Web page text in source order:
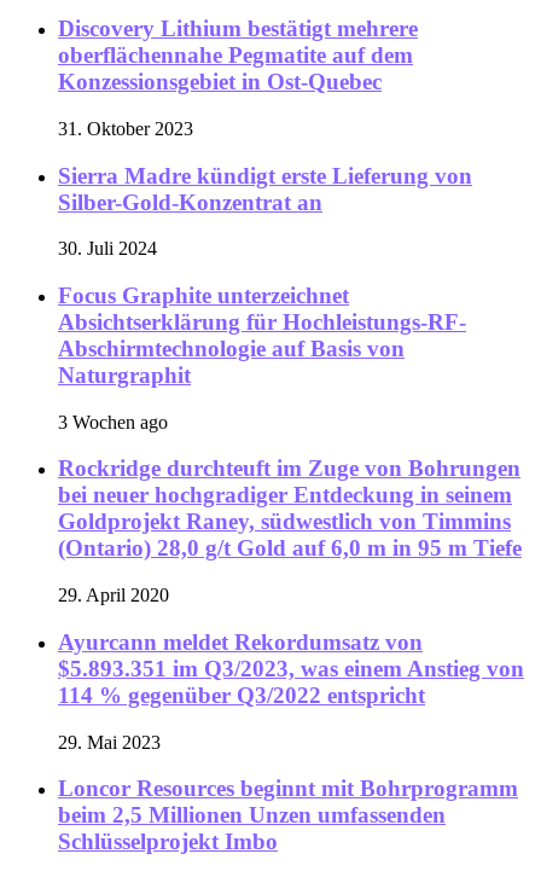
Discovery Lithium bestätigt mehrere
oberflächennahe Pegmatite auf dem
Konzessionsgebiet in Ost-Quebec
31. Oktober 2023
Sierra Madre kündigt erste Lieferung von
Silber-Gold-Konzentrat an
30. Juli 2024
Focus Graphite unterzeichnet
Absichtserklärung für Hochleistungs-RF-
Abschirmtechnologie auf Basis von
Naturgraphit
3 Wochen ago
Rockridge durchteuft im Zuge von Bohrungen
bei neuer hochgradiger Entdeckung in seinem
Goldprojekt Raney, südwestlich von Timmins
(Ontario) 28,0 g/t Gold auf 6,0 m in 95 m Tiefe
29. April 2020
Ayurcann meldet Rekordumsatz von
$5.893.351 im Q3/2023, was einem Anstieg von
114 % gegenüber Q3/2022 entspricht
29. Mai 2023
Loncor Resources beginnt mit Bohrprogramm
beim 2,5 Millionen Unzen umfassenden
Schlüsselprojekt Imbo